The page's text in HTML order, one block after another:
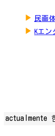
▶ 民画
▶ Kエン
actualmente